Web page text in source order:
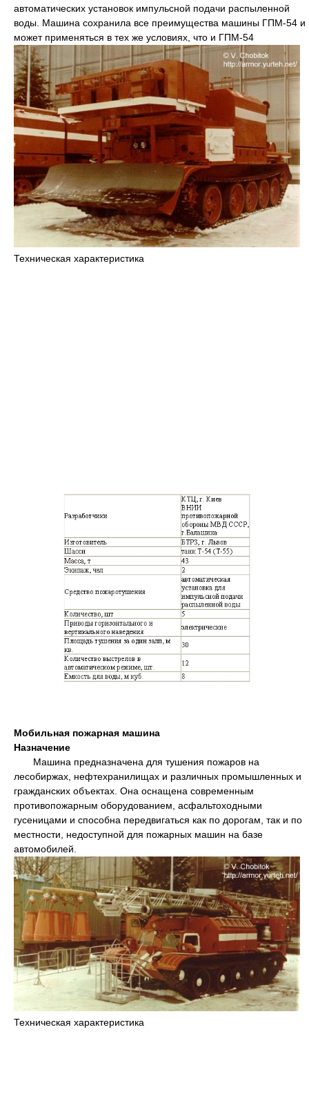
автоматических установок импульсной подачи распыленной
воды. Машина сохранила все преимущества машины ГПМ-54 и
может применяться в тех же условиях, что и ГПМ-54
Техническая характеристика
Мобильная пожарная машина
Назначение
Машина предназначена для тушения пожаров на
лесобиржах, нефтехранилищах и различных промышленных и
гражданских объектах. Она оснащена современным
противопожарным оборудованием, асфальтоходными
гусеницами и способна передвигаться как по дорогам, так и по
местности, недоступной для пожарных машин на базе
автомобилей.
Техническая характеристика